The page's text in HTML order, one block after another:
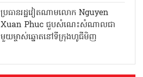
ប្រធានរដ្ឋវៀតណាមលោក Nguyen
Xuan Phuc ជួបសំណេះសំណាលជា
មួយម្ចាស់ឆ្នោតនៅទីក្រុងហូជីមិញ